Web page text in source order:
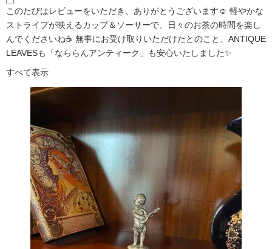
このたびはレビューをいただき、ありがとうございます☺️ 軽やかな
ストライプが映えるカップ＆ソーサーで、日々のお茶の時間を楽し
んでくださいね☕ 無事にお受け取りいただけたとのこと、ANTIQUE
LEAVESも「なららんアンティーク」も安心いたしました✨
すべて表示